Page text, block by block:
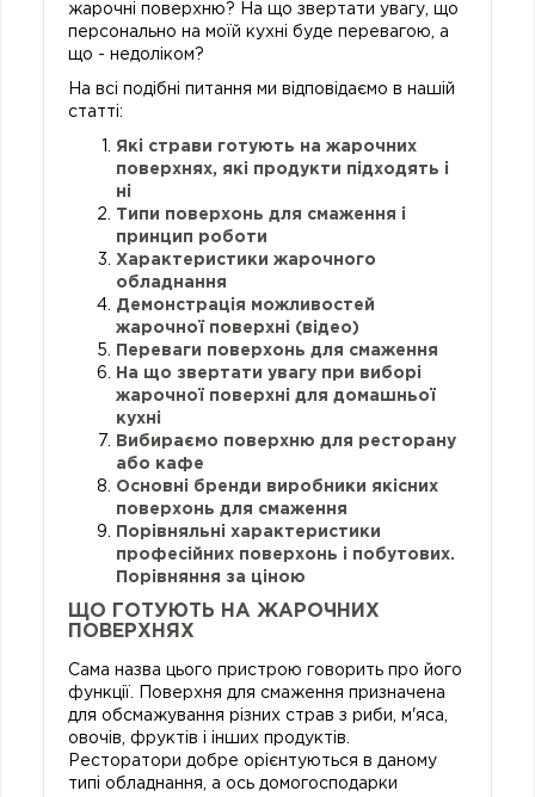
жарочні поверхню? На що звертати увагу, що
персонально на моїй кухні буде перевагою, а
що - недоліком?
На всі подібні питання ми відповідаємо в нашій
статті:
Які страви готують на жарочних
поверхнях, які продукти підходять і
ні
Типи поверхонь для смаження і
принцип роботи
Характеристики жарочного
обладнання
Демонстрація можливостей
жарочної поверхні (відео)
Переваги поверхонь для смаження
На що звертати увагу при виборі
жарочної поверхні для домашньої
кухні
Вибираємо поверхню для ресторану
або кафе
Основні бренди виробники якісних
поверхонь для смаження
Порівняльні характеристики
професійних поверхонь і побутових.
Порівняння за ціною
ЩО ГОТУЮТЬ НА ЖАРОЧНИХ
ПОВЕРХНЯХ
Сама назва цього пристрою говорить про його
функції. Поверхня для смаження призначена
для обсмажування різних страв з риби, м'яса,
овочів, фруктів і інших продуктів.
Ресторатори добре орієнтуються в даному
типі обладнання, а ось домогосподарки